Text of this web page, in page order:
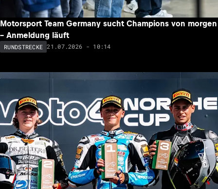
Motorsport Team Germany sucht Champions von morgen
– Anmeldung läuft
RUNDSTRECKE 21.07.2026 - 10:14